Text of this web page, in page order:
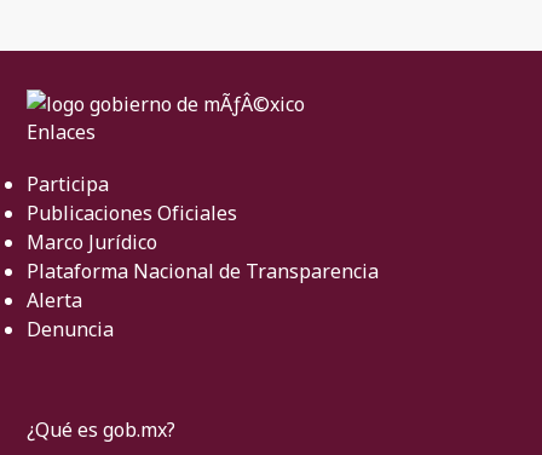
Enlaces
Participa
Publicaciones Oficiales
Marco Jurídico
Plataforma Nacional de Transparencia
Alerta
Denuncia
¿Qué es gob.mx?